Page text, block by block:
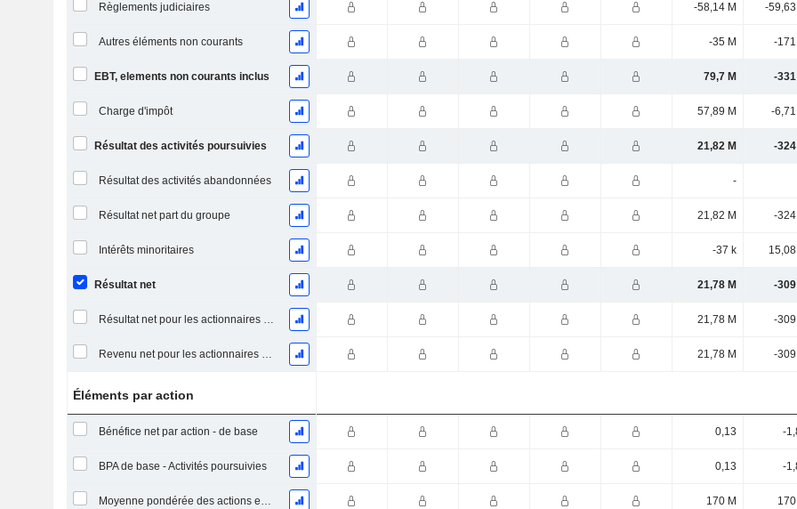
Règlements judiciaires -58,14 M -59,63
Autres éléments non courants -35 M -171
EBT, elements non courants inclus 79,7 M -331
Charge d'impôt 57,89 M -6,71
Résultat des activités poursuivies 21,82 M -324
Résultat des activités abandonnées -
Résultat net part du groupe 21,82 M -324
Intérêts minoritaires -37 k 15,08
Résultat net 21,78 M -309
Résultat net pour les actionnaires ordinaires, éléments exceptionnels inclus. 21,78 M -309
Revenu net pour les actionnaires ordinaires, hors éléments exceptionnelsRésultat net pour les actionnaires ordinaires, éléments exceptionnels exclus. 21,78 M -309
Éléments par action
Bénéfice net par action - de base 0,13 -
BPA de base - Activités poursuivies 0,13 -
Moyenne pondérée des actions en circulation 170 M 170